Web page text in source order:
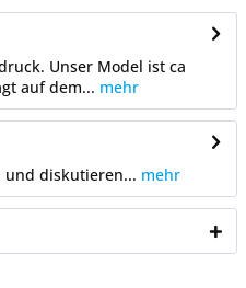
Unser Model ist ca
auf dem... mehr
und diskutieren... mehr